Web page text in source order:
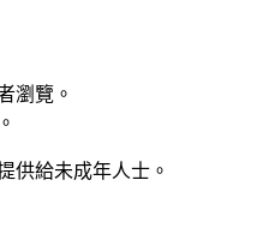
瀏覽。
供給未成年人士。